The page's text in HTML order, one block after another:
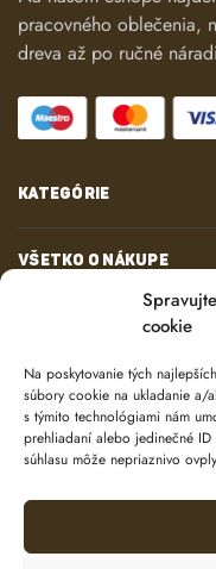
cookie
Na poskytovanie tých
súbory cookie na ukladanie a/
s týmito technológiami nám
prehliadaní alebo jedinečné
súhlasu môže nepriaznivo
pracovného oblečenia,
dreva až po ručné
KATEGÓRIE
VŠETKO O NÁKUPE
©